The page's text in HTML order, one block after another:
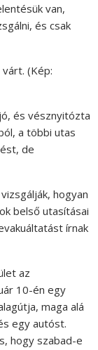
van,
és csak
(Kép:
és vésznyitózta
a többi utas
de
hogyan
belső utasításai
írnak
az
10-én egy
maga alá
egy autóst.
hogy szabad-e